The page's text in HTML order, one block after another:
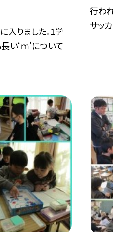
入りました。1学
い‘ｍ’について
行わ
サッ